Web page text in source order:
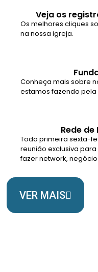
Veja os
Os melhores cliques
na nossa igreja.
Conheça mais sobre
estamos fazendo
Rede
Toda primeira sexta-
reunião exclusiva
fazer network,
VER MAIS